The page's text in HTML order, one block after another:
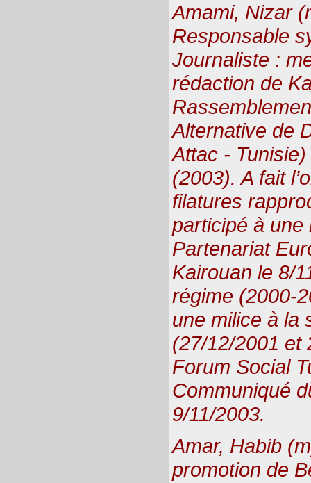
Amami, Nizar
Responsable
Journaliste :
rédaction de
Alternative de
Attac -
(2003). A fait
filatures
participé à une
Partenariat
Kairouan le 8/
régime (2000-
une milice à la
(27/12/2001 et
Forum Social
Communiqué
9/11/2003.
Amar, Habib
promotion de